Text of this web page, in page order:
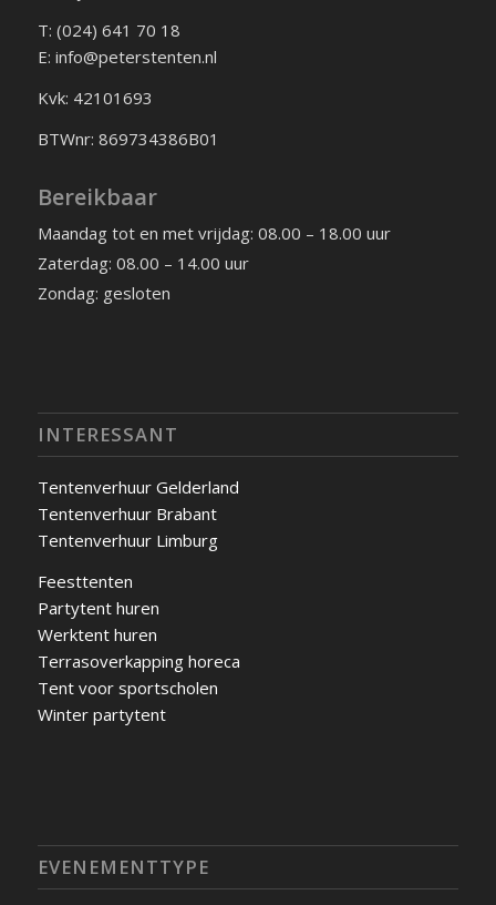
T: (024) 641 70 18
E: info@peterstenten.nl
Kvk: 42101693
BTWnr: 869734386B01
Bereikbaar
Maandag tot en met vrijdag: 08.00 – 18.00 uur
Zaterdag: 08.00 – 14.00 uur
Zondag: gesloten
INTERESSANT
Tentenverhuur Gelderland
Tentenverhuur Brabant
Tentenverhuur Limburg
Feesttenten
Partytent huren
Werktent huren
Terrasoverkapping horeca
Tent voor sportscholen
Winter partytent
EVENEMENTTYPE